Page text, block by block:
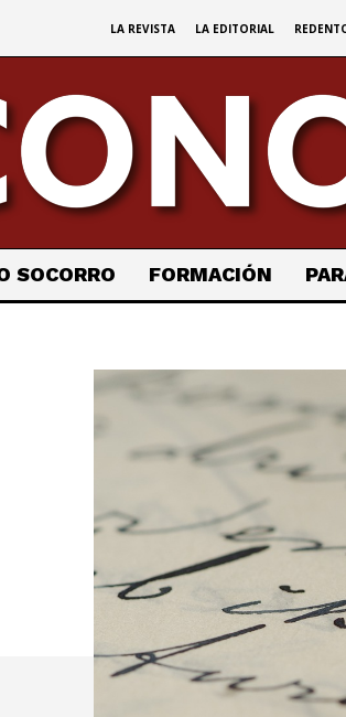
LA REVISTA LA EDITORIAL
SOCORRO FORMACIÓN